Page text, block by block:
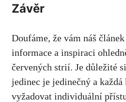
Závěr
Doufáme, že vám náš
‍informace a inspiraci
červených strií. Je důležité
jedinec je jedinečný a každá
vyžadovat individuální⁢